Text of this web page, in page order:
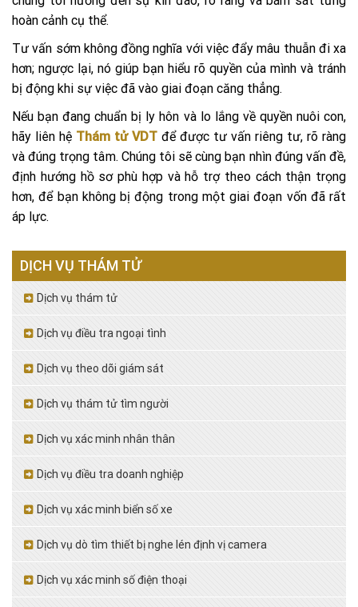
hoàn cảnh cụ thể.
Tư vấn sớm không đồng nghĩa với việc đẩy mâu thuẫn đi xa
hơn; ngược lại, nó giúp bạn hiểu rõ quyền của mình và tránh
bị động khi sự việc đã vào giai đoạn căng thẳng.
Nếu bạn đang chuẩn bị ly hôn và lo lắng về quyền nuôi con,
hãy liên hệ Thám tử VDT để được tư vấn riêng tư, rõ ràng
và đúng trọng tâm. Chúng tôi sẽ cùng bạn nhìn đúng vấn đề,
định hướng hồ sơ phù hợp và hỗ trợ theo cách thận trọng
hơn, để bạn không bị động trong một giai đoạn vốn đã rất
áp lực.
DỊCH VỤ THÁM TỬ
Dịch vụ thám tử
Dịch vụ điều tra ngoại tình
Dịch vụ theo dõi giám sát
Dịch vụ thám tử tìm người
Dịch vụ xác minh nhân thân
Dịch vụ điều tra doanh nghiệp
Dịch vụ xác minh biển số xe
Dịch vụ dò tìm thiết bị nghe lén định vị camera
Dịch vụ xác minh số điện thoại